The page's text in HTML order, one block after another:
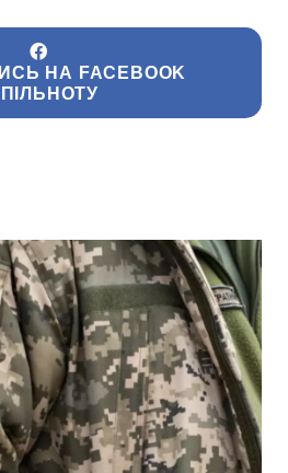
НА FACEBOOK